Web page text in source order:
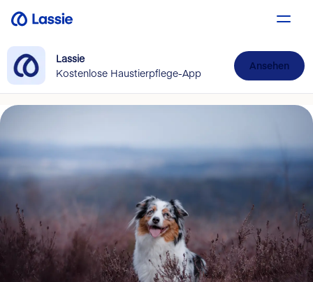
Lassie
Kostenlose Haustierpflege-App
Ansehen